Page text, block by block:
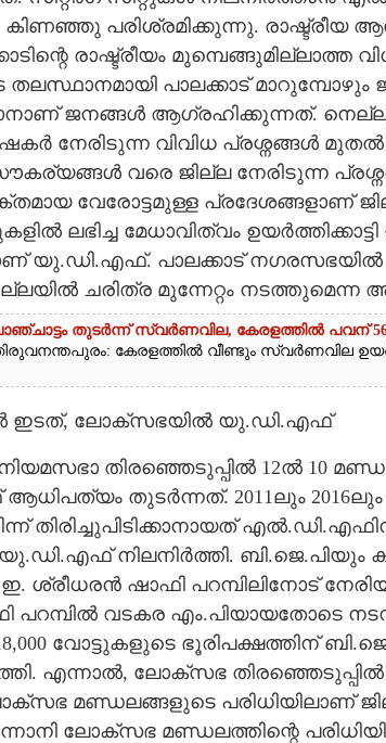
പരിശ്രമിക്കുന്നു.
രാഷ്ട്രീയം മുമ്പെങ്ങുമില്ലാത്ത
തലസ്ഥാനമായി പാലക്കാട് മാറുമ്പോഴും
ജനങ്ങൾ ആഗ്രഹിക്കുന്നത്.
നേരിടുന്ന വിവിധ പ്രശ്നങ്ങൾ
വരെ ജില്ല നേരിടുന്ന
വേരോട്ടമുള്ള പ്രദേശങ്ങളാണ്
ലഭിച്ച മേധാവിത്വം
യു.ഡി.എഫ്. പാലക്കാട് നഗരസഭയിൽ
ജില്ലയിൽ ചരിത്ര മുന്നേറ്റം
തുടർന്ന് സ്വർണവില, കേരളത്തിൽ പവന്
കേരളത്തിൽ വീണ്ടും സ്വർണവില
ഇടത്,​ ലോക്സഭയിൽ യു.ഡി.എഫ്
തിരഞ്ഞെടുപ്പിൽ 12ൽ 10
തുടർന്നത്. 2011ലും 2016ലും
തിരിച്ചുപിടിക്കാനായത്
യു.ഡി.എഫ് നിലനിർത്തി.
ശ്രീധരൻ ഷാഫി പറമ്പിലിനോട്
പറമ്പിൽ വടകര എം.പിയായതോടെ
18,​000 വോട്ടുകളുടെ ഭൂരിപക്ഷത്തിന്
എന്നാൽ, ലോക്സഭ തിരഞ്ഞെടുപ്പിൽ
മണ്ഡലങ്ങളുടെ പരിധിയിലാണ്
ലോക്സഭ മണ്ഡലത്തിന്റെ